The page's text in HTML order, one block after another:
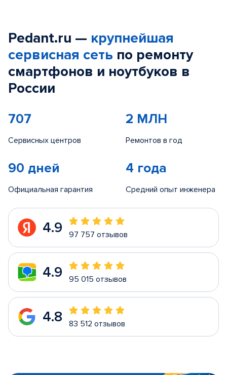
Pedant.ru — крупнейшая
сервисная сеть по ремонту
смартфонов и ноутбуков в
России
707
Сервисных центров
2 МЛН
Ремонтов в год
90 дней
Официальная гарантия
4 года
Средний опыт инженера
4.9 97 757 отзывов
4.9 95 015 отзывов
4.8 83 512 отзывов